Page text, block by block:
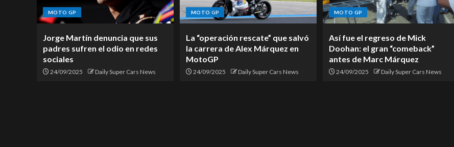
MOTO GP
Jorge Martín denuncia que sus
padres sufren el odio en redes
sociales
24/09/2025 Daily Super Cars News
MOTO GP
La “operación rescate” que salvó
la carrera de Alex Márquez en
MotoGP
24/09/2025 Daily Super Cars News
MOTO GP
Así fue el regreso de Mick
Doohan: el gran “comeback”
antes de Marc Márquez
24/09/2025 Daily Super Cars News